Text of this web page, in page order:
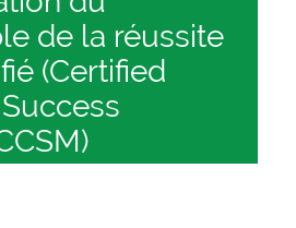
de la réussite
(Certified